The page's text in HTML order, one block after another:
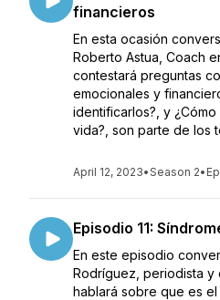
financieros
En esta ocasión
Roberto Astua, Coach
contestará preguntas
emocionales y
identificarlos?, y
vida?, son parte de los
April 12, 2023•Season 2•
Episodio 11:
En este episodio
Rodríguez, periodista y
hablará sobre que es